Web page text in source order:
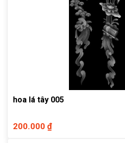
hoa lá tây 005
200.000 ₫